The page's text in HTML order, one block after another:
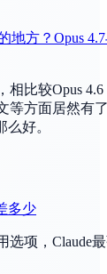
地方？Opus
相比较Opus 4.6
等方面居然有
好。
多少
选项，Claude